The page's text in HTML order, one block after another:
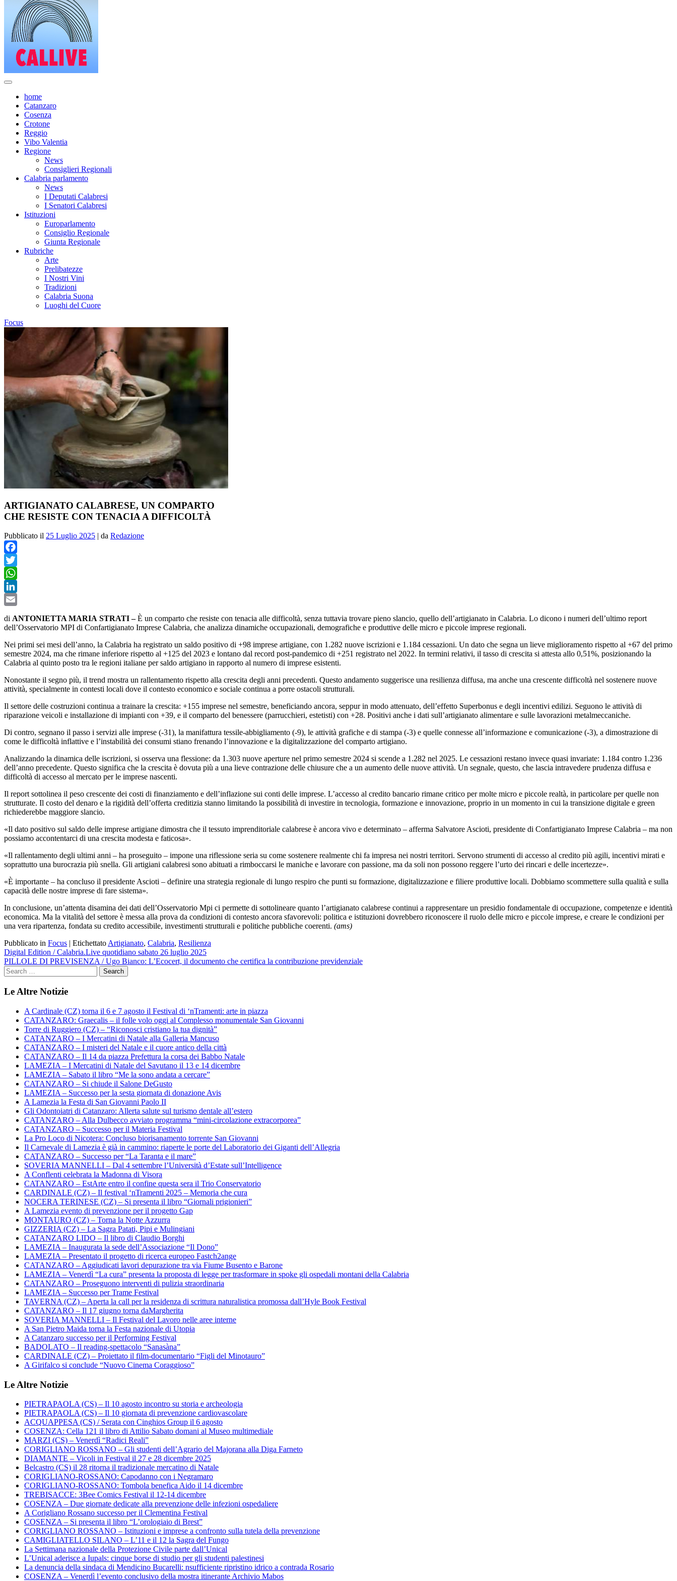
home
Catanzaro
Cosenza
Crotone
Reggio
Vibo Valentia
Regione
News
Consiglieri Regionali
Calabria parlamento
News
I Deputati Calabresi
I Senatori Calabresi
Istituzioni
Europarlamento
Consiglio Regionale
Giunta Regionale
Rubriche
Arte
Prelibatezze
I Nostri Vini
Tradizioni
Calabria Suona
Luoghi del Cuore
Focus
ARTIGIANATO CALABRESE, UN COMPARTO
CHE RESISTE CON TENACIA A DIFFICOLTÀ
Pubblicato il 25 Luglio 2025 | da Redazione
Facebook
Twitter
WhatsApp
LinkedIn
di ANTONIETTA MARIA STRATI –È un comparto che resiste con tenacia alle difficoltà, senza tuttavia trovare pieno slancio, quello dell’artigianato in Calabria. Lo dicono i numeri dell’ultimo report
dell’Osservatorio MPI di Confartigianato Imprese Calabria, che analizza dinamiche occupazionali, demografiche e produttive delle micro e piccole imprese regionali.
Nei primi sei mesi dell’anno, la Calabria ha registrato un saldo positivo di +98 imprese artigiane, con 1.282 nuove iscrizioni e 1.184 cessazioni. Un dato che segna un lieve miglioramento rispetto al +67 del primo
semestre 2024, ma che rimane inferiore rispetto al +125 del 2023 e lontano dal record post-pandemico di +251 registrato nel 2022. In termini relativi, il tasso di crescita si attesta allo 0,51%, posizionando la
Calabria al quinto posto tra le regioni italiane per saldo artigiano in rapporto al numero di imprese esistenti.
Nonostante il segno più, il trend mostra un rallentamento rispetto alla crescita degli anni precedenti. Questo andamento suggerisce una resilienza diffusa, ma anche una crescente difficoltà nel sostenere nuove
attività, specialmente in contesti locali dove il contesto economico e sociale continua a porre ostacoli strutturali.
Il settore delle costruzioni continua a trainare la crescita: +155 imprese nel semestre, beneficiando ancora, seppur in modo attenuato, dell’effetto Superbonus e degli incentivi edilizi. Seguono le attività di
riparazione veicoli e installazione di impianti con +39, e il comparto del benessere (parrucchieri, estetisti) con +28. Positivi anche i dati sull’artigianato alimentare e sulle lavorazioni metalmeccaniche.
Di contro, segnano il passo i servizi alle imprese (-31), la manifattura tessile-abbigliamento (-9), le attività grafiche e di stampa (-3) e quelle connesse all’informazione e comunicazione (-3), a dimostrazione di
come le difficoltà inflattive e l’instabilità dei consumi stiano frenando l’innovazione e la digitalizzazione del comparto artigiano.
Analizzando la dinamica delle iscrizioni, si osserva una flessione: da 1.303 nuove aperture nel primo semestre 2024 si scende a 1.282 nel 2025. Le cessazioni restano invece quasi invariate: 1.184 contro 1.236
dell’anno precedente. Questo significa che la crescita è dovuta più a una lieve contrazione delle chiusure che a un aumento delle nuove attività. Un segnale, questo, che lascia intravedere prudenza diffusa e
difficoltà di accesso al mercato per le imprese nascenti.
Il report sottolinea il peso crescente dei costi di finanziamento e dell’inflazione sui conti delle imprese. L’accesso al credito bancario rimane critico per molte micro e piccole realtà, in particolare per quelle non
strutturate. Il costo del denaro e la rigidità dell’offerta creditizia stanno limitando la possibilità di investire in tecnologia, formazione e innovazione, proprio in un momento in cui la transizione digitale e green
richiederebbe maggiore slancio.
«Il dato positivo sul saldo delle imprese artigiane dimostra che il tessuto imprenditoriale calabrese è ancora vivo e determinato – afferma Salvatore Ascioti, presidente di Confartigianato Imprese Calabria – ma non
possiamo accontentarci di una crescita modesta e faticosa».
«Il rallentamento degli ultimi anni – ha proseguito – impone una riflessione seria su come sostenere realmente chi fa impresa nei nostri territori. Servono strumenti di accesso al credito più agili, incentivi mirati e
soprattutto una burocrazia più snella. Gli artigiani calabresi sono abituati a rimboccarsi le maniche e lavorare con passione, ma da soli non possono reggere l’urto dei rincari e delle incertezze».
«È importante – ha concluso il presidente Ascioti – definire una strategia regionale di lungo respiro che punti su formazione, digitalizzazione e filiere produttive locali. Dobbiamo scommettere sulla qualità e sulla
capacità delle nostre imprese di fare sistema».
In conclusione, un’attenta disamina dei dati dell’Osservatorio Mpi ci permette di sottolineare quanto l’artigianato calabrese continui a rappresentare un presidio fondamentale di occupazione, competenze e identità
economica. Ma la vitalità del settore è messa alla prova da condizioni di contesto ancora sfavorevoli: politica e istituzioni dovrebbero riconoscere il ruolo delle micro e piccole imprese, e creare le condizioni per
una vera ripartenza, fondata su credito accessibile, investimenti strutturali e politiche pubbliche coerenti. (ams)
Pubblicato in Focus | EtichettatoArtigianato, Calabria, Resilienza
Navigazione
articoli
Digital Edition / Calabria.Live quotidiano sabato 26 luglio 2025
PILLOLE DI PREVISENZA / Ugo Bianco: L’Ecocert, il documento che certifica la contribuzione previdenziale
Le Altre Notizie
A Cardinale (CZ) torna il 6 e 7 agosto il Festival di ‘nTramenti: arte in piazza
CATANZARO: Graecalis – il folle volo oggi al Complesso monumentale San Giovanni
Torre di Ruggiero (CZ) – “Riconosci cristiano la tua dignità”
CATANZARO – I Mercatini di Natale alla Galleria Mancuso
CATANZARO – I misteri del Natale e il cuore antico della città
CATANZARO – Il 14 da piazza Prefettura la corsa dei Babbo Natale
LAMEZIA – I Mercatini di Natale del Savutano il 13 e 14 dicembre
LAMEZIA – Sabato il libro “Me la sono andata a cercare”
CATANZARO – Si chiude il Salone DeGusto
LAMEZIA – Successo per la sesta giornata di donazione Avis
A Lamezia la Festa di San Giovanni Paolo II
Gli Odontoiatri di Catanzaro: Allerta salute sul turismo dentale all’estero
CATANZARO – Alla Dulbecco avviato programma “mini-circolazione extracorporea”
CATANZARO – Successo per il Materia Festival
La Pro Loco di Nicotera: Concluso biorisanamento torrente San Giovanni
Il Carnevale di Lamezia è già in cammino: riaperte le porte del Laboratorio dei Giganti dell’Allegria
CATANZARO – Successo per “La Taranta e il mare”
SOVERIA MANNELLI – Dal 4 settembre l’Università d’Estate sull’Intelligence
A Conflenti celebrata la Madonna di Visora
CATANZARO – EstArte entro il confine questa sera il Trio Conservatorio
CARDINALE (CZ) – Il festival ‘nTramenti 2025 – Memoria che cura
NOCERA TERINESE (CZ) – Si presenta il libro “Giornali prigionieri”
A Lamezia evento di prevenzione per il progetto Gap
MONTAURO (CZ) – Torna la Notte Azzurra
GIZZERIA (CZ) – La Sagra Patati, Pipi e Mulingiani
CATANZARO LIDO – Il libro di Claudio Borghi
LAMEZIA – Inaugurata la sede dell’Associazione “Il Dono”
LAMEZIA – Presentato il progetto di ricerca europeo Fastch2ange
CATANZARO – Aggiudicati lavori depurazione tra via Fiume Busento e Barone
LAMEZIA – Venerdì “La cura” presenta la proposta di legge per trasformare in spoke gli ospedali montani della Calabria
CATANZARO – Proseguono interventi di pulizia straordinaria
LAMEZIA – Successo per Trame Festival
TAVERNA (CZ) – Aperta la call per la residenza di scrittura naturalistica promossa dall’Hyle Book Festival
CATANZARO – Il 17 giugno torna daMargherita
SOVERIA MANNELLI – Il Festival del Lavoro nelle aree interne
A San Pietro Maida torna la Festa nazionale di Utopia
A Catanzaro successo per il Performing Festival
BADOLATO – Il reading-spettacolo “Sanasàna”
CARDINALE (CZ) – Proiettato il film-documentario “Figli del Minotauro”
A Girifalco si conclude “Nuovo Cinema Coraggioso”
Le Altre Notizie
PIETRAPAOLA (CS) – Il 10 agosto incontro su storia e archeologia
PIETRAPAOLA (CS) – Il 10 giornata di prevenzione cardiovascolare
ACQUAPPESA (CS) / Serata con Cinghios Group il 6 agosto
COSENZA: Cella 121 il libro di Attilio Sabato domani al Museo multimediale
MARZI (CS) – Venerdì “Radici Reali”
CORIGLIANO ROSSANO – Gli studenti dell’Agrario del Majorana alla Diga Farneto
DIAMANTE – Vicoli in Festival il 27 e 28 dicembre 2025
Belcastro (CS) il 28 ritorna il tradizionale mercatino di Natale
CORIGLIANO-ROSSANO: Capodanno con i Negramaro
CORIGLIANO-ROSSANO: Tombola benefica Aido il 14 dicembre
TREBISACCE: 3Bee Comics Festival il 12-14 dicembre
COSENZA – Due giornate dedicate alla prevenzione delle infezioni ospedaliere
A Corigliano Rossano successo per il Clementina Festival
COSENZA – Si presenta il libro “L’orologiaio di Brest”
CORIGLIANO ROSSANO – Istituzioni e imprese a confronto sulla tutela della prevenzione
CAMIGLIATELLO SILANO – L’11 e il 12 la Sagra del Fungo
La Settimana nazionale della Protezione Civile parte dall’Unical
L’Unical aderisce a Iupals: cinque borse di studio per gli studenti palestinesi
La denuncia della sindaca di Mendicino Bucarelli: nsufficiente ripristino idrico a contrada Rosario
COSENZA – Venerdì l’evento conclusivo della mostra itinerante Archivio Mabos